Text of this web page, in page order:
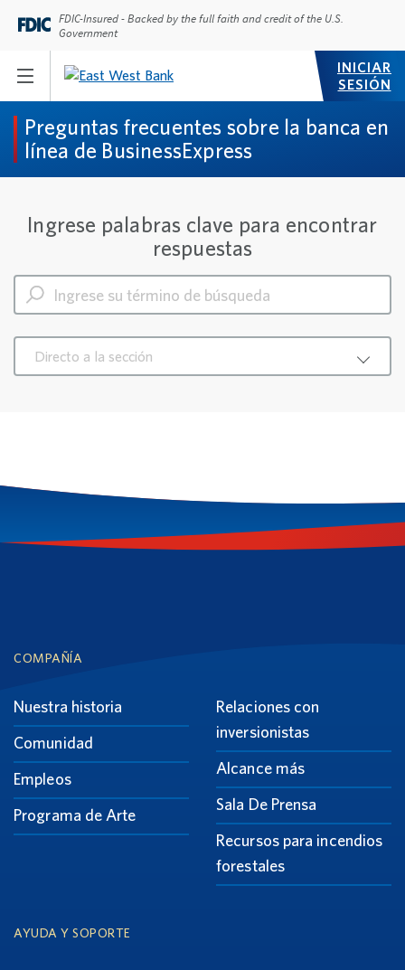
FDIC-Insured - Backed by the full faith and credit of the U.S.
Government
INICIAR
SESIÓN
Preguntas frecuentes sobre la banca en
línea de BusinessExpress
Ingrese palabras clave para encontrar
respuestas
Directo a la sección
Footer
COMPAÑÍA
Nuestra historia
Comunidad
Empleos
Programa de Arte
Relaciones con
inversionistas
Alcance más
Sala De Prensa
Recursos para incendios
forestales
AYUDA Y SOPORTE